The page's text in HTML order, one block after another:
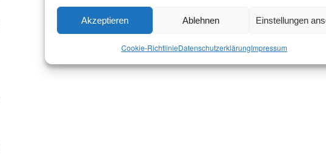
Akzeptieren Ablehnen Einstellungen
Cookie-RichtlinieDatenschutz­erklärungImpressum